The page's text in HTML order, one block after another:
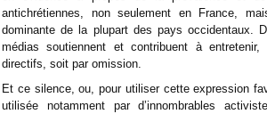
antichrétiennes, non seulement en France,
dominante de la plupart des pays occidentaux.
médias soutiennent et contribuent à
directifs, soit par omission.
Et ce silence, ou, pour utiliser cette expression
utilisée notamment par d’innombrables